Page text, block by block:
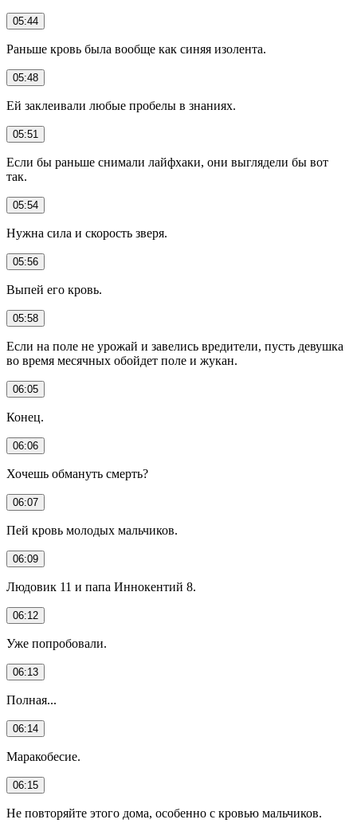
05:44
Раньше кровь была вообще как синяя изолента.
05:48
Ей заклеивали любые пробелы в знаниях.
05:51
Если бы раньше снимали лайфхаки, они выглядели бы вот
так.
05:54
Нужна сила и скорость зверя.
05:56
Выпей его кровь.
05:58
Если на поле не урожай и завелись вредители, пусть девушка
во время месячных обойдет поле и жукан.
06:05
Конец.
06:06
Хочешь обмануть смерть?
06:07
Пей кровь молодых мальчиков.
06:09
Людовик 11 и папа Иннокентий 8.
06:12
Уже попробовали.
06:13
Полная...
06:14
Маракобесие.
06:15
Не повторяйте этого дома, особенно с кровью мальчиков.